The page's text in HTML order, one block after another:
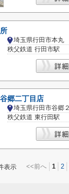
埼玉県行田市本丸
秩父鉄道 行田市駅
郷二丁目店
埼玉県行田市谷郷
秩父鉄道 東行田駅
表示 <<前へ 1 2